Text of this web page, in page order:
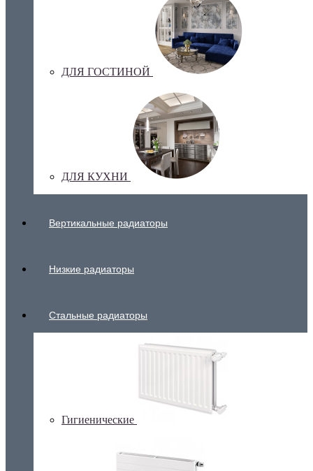
ДЛЯ ГОСТИНОЙ
ДЛЯ КУХНИ
Вертикальные радиаторы
Низкие радиаторы
Стальные радиаторы
Гигиенические